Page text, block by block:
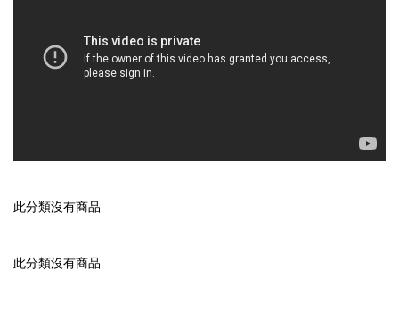
此分類沒有商品
此分類沒有商品